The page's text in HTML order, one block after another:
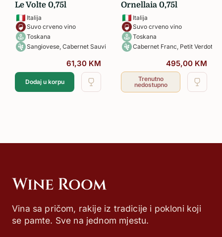
Le Volte 0,75l
Italija
Suvo crveno vino
Toskana
Sangiovese, Cabernet Sauvignon, Merlot
61,30 KM
Dodaj u korpu
Ornellaia 0,75l
Italija
Suvo crveno vino
Toskana
Cabernet Franc, Petit Verdot,
495,00 KM
Trenutno
nedostupno
Vina sa pričom, rakije iz tradicije i pokloni koji
se pamte. Sve na jednom mjestu.